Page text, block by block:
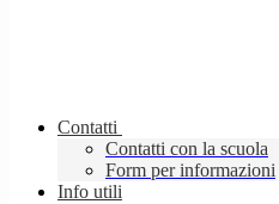
Contatti
Contatti con la scuola
Form per informazioni
Info utili